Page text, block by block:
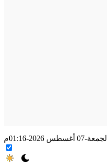
الجمعة-07 أغسطس 2026-01:16م